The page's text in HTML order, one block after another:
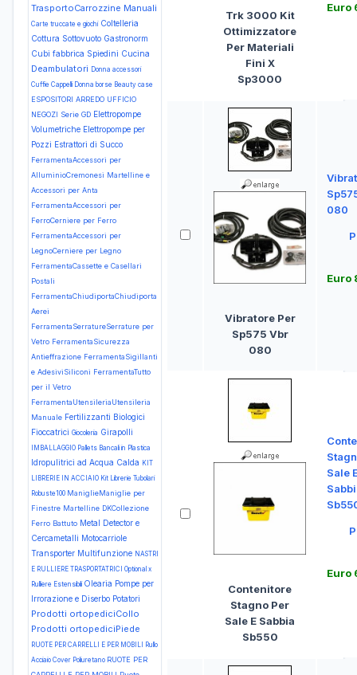
TrasportoCarrozzine Manuali
Carte truccate e giochi Coltelleria
Cottura Sottovuoto Gastronorm
Cubi fabbrica Spiedini Cucina
Deambulatori Donna accessori
Cuffie Cappelli Donna borse Beauty case
ESPOSITORI ARREDO UFFICIO
NEGOZI Serie GD Elettropompe
Volumetriche Elettropompe per
Pozzi Estrattori di Succo
FerramentaAccessori per
AlluminioCremonesi Martelline e
Accessori per Anta
FerramentaAccessori per
FerroCerniere per Ferro
FerramentaAccessori per
LegnoCerniere per Legno
FerramentaCassette e Casellari
Postali
FerramentaChiudiportaChiudiporta
Aerei
FerramentaSerratureSerrature per
Vetro FerramentaSicurezza
Antieffrazione FerramentaSigillanti
e AdesiviSiliconi FerramentaTutto
per il Vetro
FerramentaUtensileriaUtensileria
Manuale Fertilizzanti Biologici
Fioccatrici Giocoleria Girapolli
IMBALLAGGIO Pallets Bancali in Plastica
Idropulitrici ad Acqua Calda KIT
LIBRERIE IN ACCIAIO Kit Librerie Tubolari
Robuste100 ManiglieManiglie per
Finestre Martelline DKCollezione
Ferro Battuto Metal Detector e
Cercametalli Motocarriole
Transporter Multifunzione NASTRI
E RULLIERE TRASPORTATRICI Optional x
Rulliere Estensibili Olearia Pompe per
Irrorazione e Diserbo Potatori
Prodotti ortopediciCollo
Prodotti ortopediciPiede
RUOTE PER CARRELLI E PER MOBILI Rullo
Acciaio Cover Poliuretano RUOTE PER
Trk 3000 Kit
Ottimizzatore
Per Materiali
Fini X
Sp3000
Euro
Vibratore Per
Sp575 Vbr
080
080
Euro
Contenitore
Stagno Per
Sale E Sabbia
Sb550
Sale
Euro